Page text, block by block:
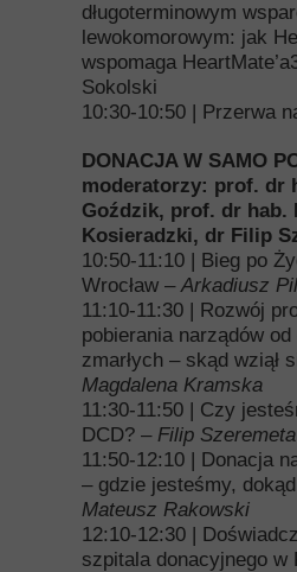
długoterminowym
lewokomorowym: jak
wspomaga
Sokolski
10:30-10:50 | Przerwa
DONACJA W SAMO
moderatorzy: prof. dr
Goździk, prof. dr hab.
Kosieradzki, dr Filip
10:50-11:10 | Bieg po
Wrocław –Arkadiusz
11:10-11:30 | Rozwój
pobierania narządów
zmarłych – skąd wziął
Magdalena Kramska
11:30-11:50 | Czy
DCD? – Filip Szeremeta
11:50-12:10 | Donacja
– gdzie jesteśmy,
Mateusz Rakowski
12:10-12:30 |
szpitala donacyjnego w